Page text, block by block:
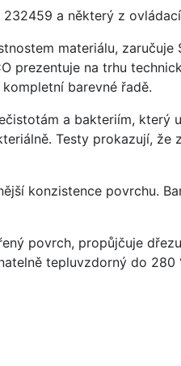
a některý z
materiálu, zaručuje
prezentuje na trhu
barevné řadě.
a bakteriím, který
Testy prokazují,
konzistence povrchu.
povrch, propůjčuje
tepluvzdorný do 280